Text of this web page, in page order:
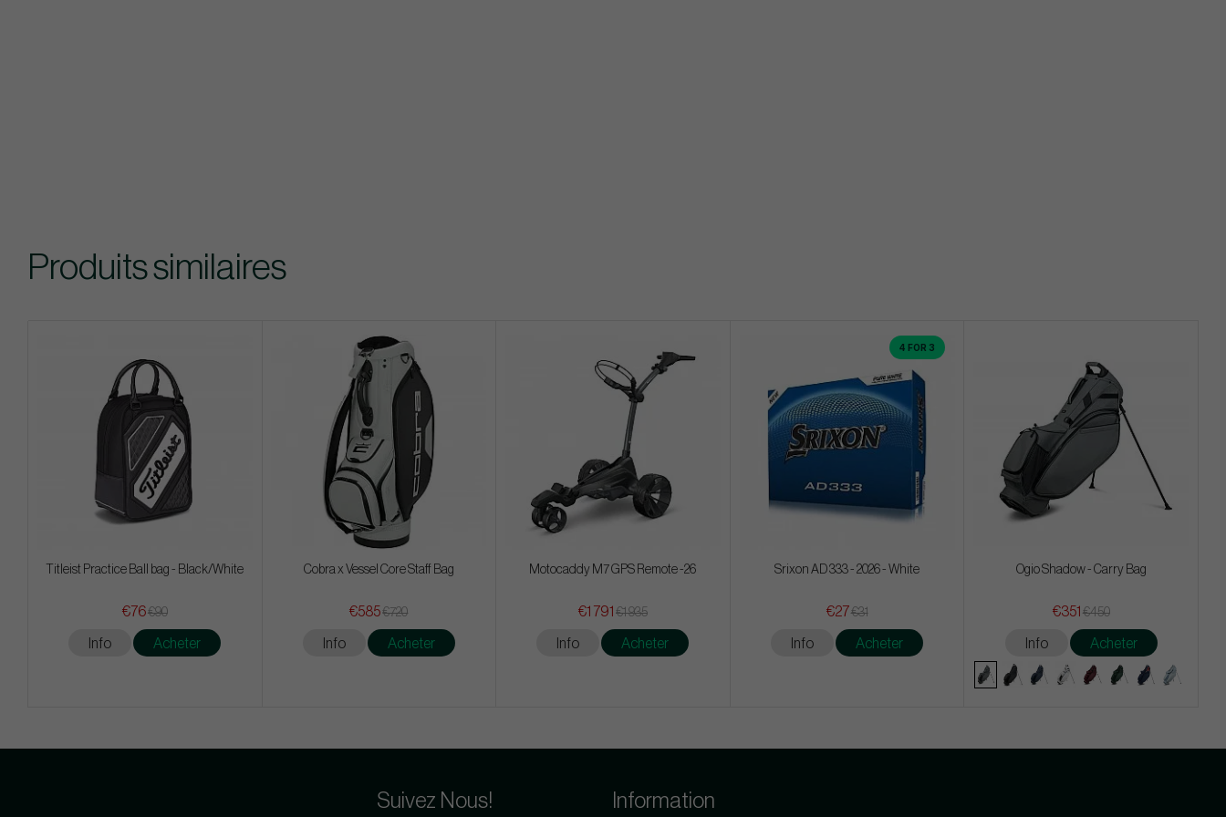
Produits similaires
Titleist Practice Ball bag - Black/White
€76€90
Info Acheter
Cobra x Vessel Core Staff Bag
€585€720
Info Acheter
Motocaddy M7 GPS Remote -26
€1 791 €1 935
Info Acheter
4 FOR 3
Srixon AD 333 - 2026 - White
€27€31
Info Acheter
Ogio Shadow - Carry Bag
€351 €450
Info Acheter
Suivez Nous! Information